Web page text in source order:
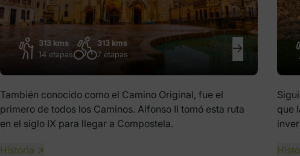
313 kms
14 etapas
313 kms
7 etapas
También conocido como el Camino Original, fue el
primero de todos los Caminos. Alfonso II tomó esta ruta
en el siglo IX para llegar a Compostela.
Historia ↗
que